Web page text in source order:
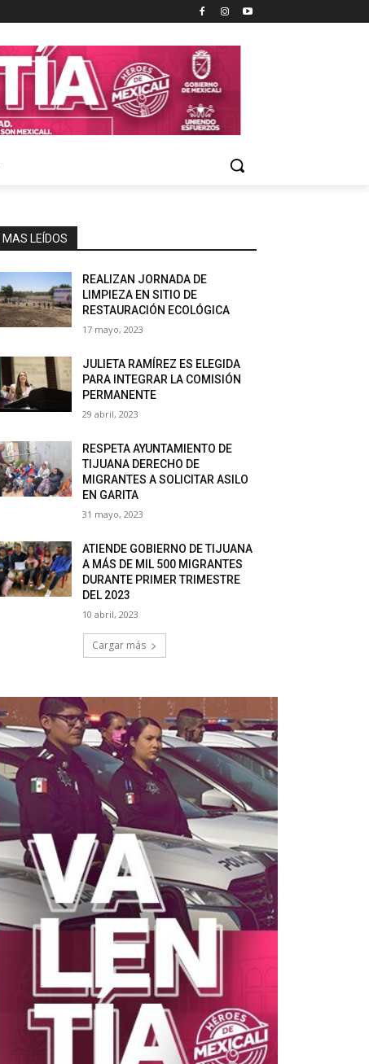
MAS LEÍDOS
REALIZAN JORNADA DE
LIMPIEZA EN SITIO DE
RESTAURACIÓN ECOLÓGICA
17 mayo, 2023
JULIETA RAMÍREZ ES ELEGIDA
PARA INTEGRAR LA COMISIÓN
PERMANENTE
29 abril, 2023
RESPETA AYUNTAMIENTO DE
TIJUANA DERECHO DE
MIGRANTES A SOLICITAR ASILO
EN GARITA
31 mayo, 2023
ATIENDE GOBIERNO DE TIJUANA
A MÁS DE MIL 500 MIGRANTES
DURANTE PRIMER TRIMESTRE
DEL 2023
10 abril, 2023
Cargar más